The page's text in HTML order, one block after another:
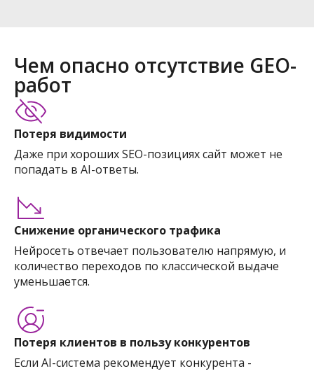
Чем опасно отсутствие GEO-
работ
Потеря видимости
Даже при хороших SEO-позициях сайт может не
попадать в AI-ответы.
Снижение органического трафика
Нейросеть отвечает пользователю напрямую, и
количество переходов по классической выдаче
уменьшается.
Потеря клиентов в пользу конкурентов
Если AI-система рекомендует конкурента -